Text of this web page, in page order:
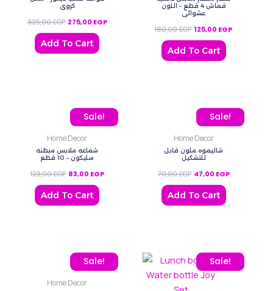
كروي
325,00EGP 275,00 EGP
Add To Cart
قماش 4 قطع – اللون
عشوائي
180,00EGP 125,00 EGP
Add To Cart
Sale!
Home Decor
شماعه ملابس مبطنه
سليكون – 10 قطع
123,00EGP
Original price was: 123,00 EGP.
83,00 EGP
Current price is: 83,00 EGP.
Add To Cart
Sale!
Home Decor
شاليموه ملون قابل
للتشكيل
70,00EGP
Original price was:
47,00 EGP
Current price
Add To Cart
Sale!
Home Decor
Original price was: 70,00 EGP.
Current price is: 60,00 EGP. Sale! This
product